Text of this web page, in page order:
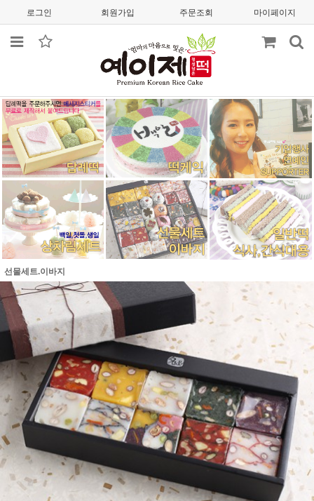
로그인 회원가입 주문조회 마이페이지
선물세트.이바지